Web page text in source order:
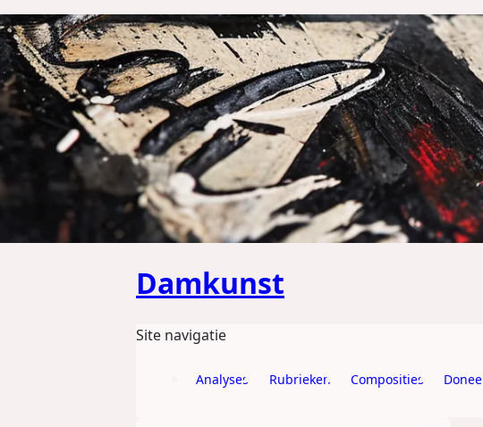
GA DIRECT NAAR DE CONTENT
Damkunst
Site navigatie
Analyses Rubrieken Composities